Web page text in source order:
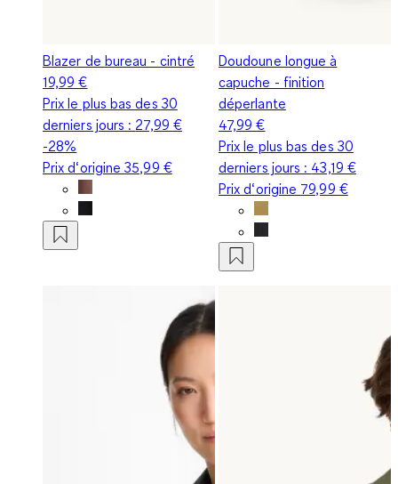
Blazer de bureau - cintré
19,99 €
Prix le plus bas des 30
derniers jours : 27,99 €
-28%
Prix d‘origine35,99 €
Doudoune longue à
capuche - finition
déperlante
47,99 €
Prix le plus bas des 30
derniers jours : 43,19 €
Prix d‘origine 79,99 €